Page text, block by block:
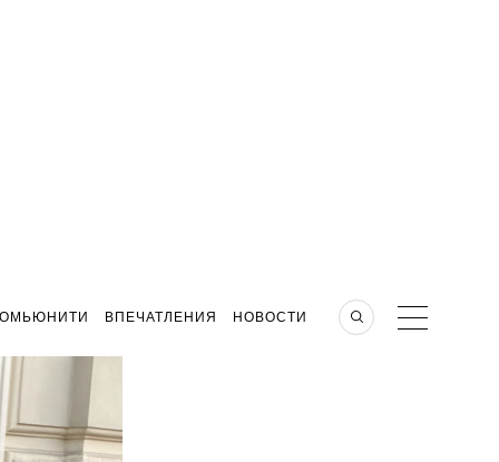
ВПЕЧАТЛЕНИЯ НОВОСТИ